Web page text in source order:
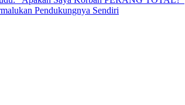
Pendukungnya Sendiri